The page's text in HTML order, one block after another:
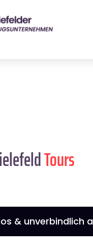
Tours
& unverbindlich